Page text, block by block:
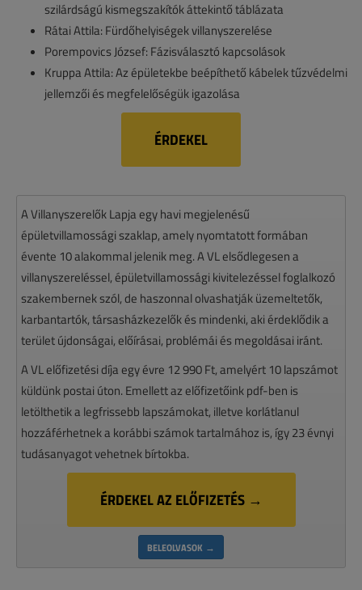
szilárdságú kismegszakítók áttekintő táblázata
Rátai Attila: Fürdőhelyiségek villanyszerelése
Porempovics József: Fázisválasztó kapcsolások
Kruppa Attila: Az épületekbe beépíthető kábelek tűzvédelmi
jellemzői és megfelelőségük igazolása
ÉRDEKEL
A Villanyszerelők Lapja egy havi megjelenésű
épületvillamossági szaklap, amely nyomtatott formában
évente 10 alakommal jelenik meg. A VL elsődlegesen a
villanyszereléssel, épületvillamossági kivitelezéssel foglalkozó
szakembernek szól, de haszonnal olvashatják üzemeltetők,
karbantartók, társasházkezelők és mindenki, aki érdeklődik a
terület újdonságai, előírásai, problémái és megoldásai iránt.
A VL előfizetési díja egy évre 12 990 Ft, amelyért 10 lapszámot
küldünk postai úton. Emellett az előfizetőink pdf-ben is
letölthetik a legfrissebb lapszámokat, illetve korlátlanul
hozzáférhetnek a korábbi számok tartalmához is, így 23 évnyi
tudásanyagot vehetnek bírtokba.
ÉRDEKEL AZ ELŐFIZETÉS →
BELEOLVASOK →